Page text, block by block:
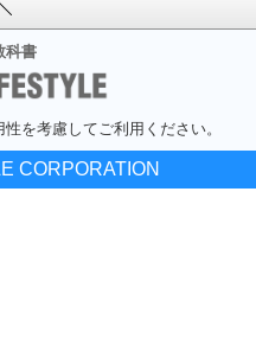
科書
を考慮してご利用ください。
CORPORATION